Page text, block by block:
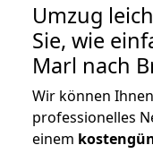
Umzug
Sie, wie
Marl nach
Wir können
professionelles
einem